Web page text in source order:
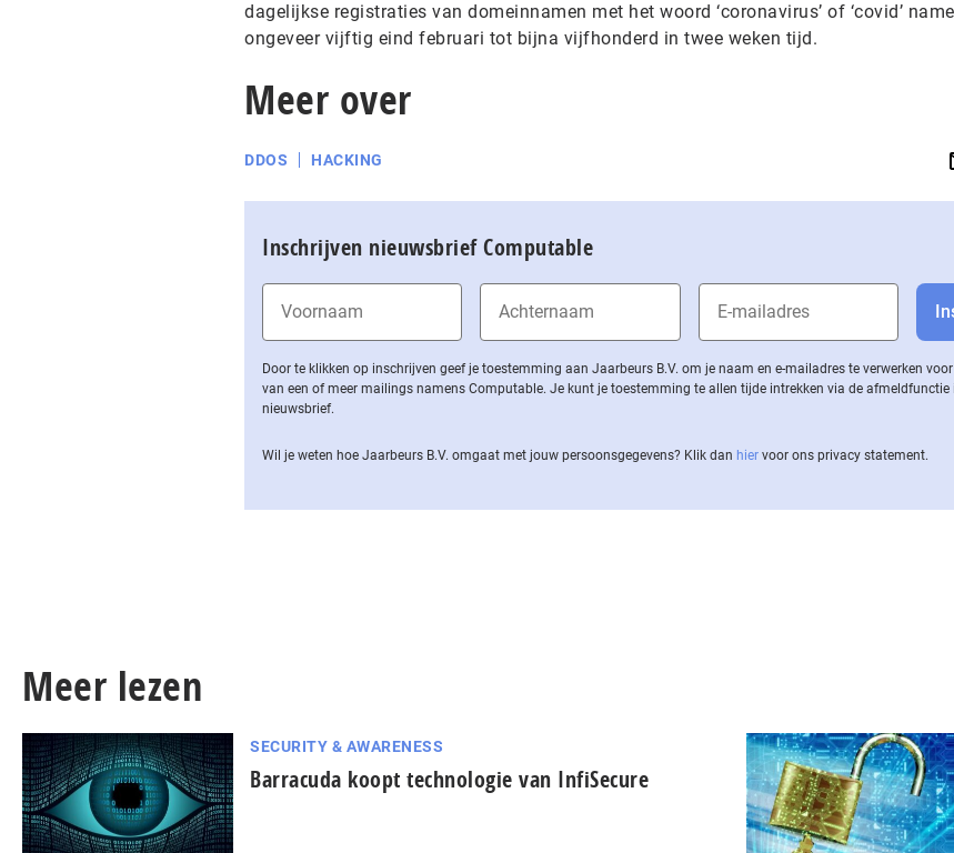
dagelijkse registraties van domeinnamen met het woord ‘coronavirus’ of ‘covid’
ongeveer vijftig eind februari tot bijna vijfhonderd in twee weken tijd.
Meer over
DDOS HACKING
Inschrijven nieuwsbrief Computable
Door te klikken op inschrijven geef je toestemming aan Jaarbeurs B.V. om je naam en e-mailadres te verwerken
van een of meer mailings namens Computable. Je kunt je toestemming te allen tijde intrekken via de af­meld­func­tie
nieuwsbrief.
Wil je weten hoe Jaarbeurs B.V. omgaat met jouw per­soons­ge­ge­vens? Klik dan hier voor ons privacy statement.
Meer lezen
SECURITY & AWARENESS
Barracuda koopt technologie van InfiSecure